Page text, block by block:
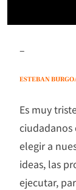
–
ESTEBAN
Es muy
elegir a
ideas, las
ejecutar,